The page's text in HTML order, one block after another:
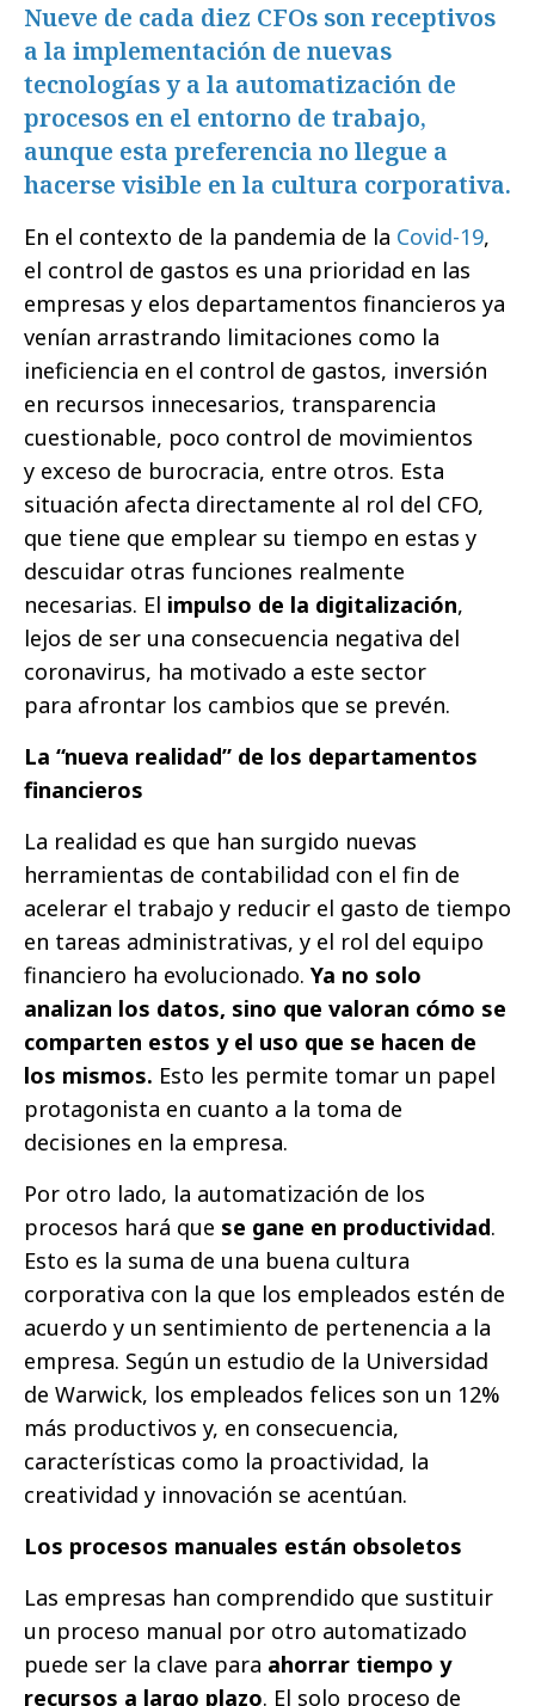
Nueve de cada diez CFOs son receptivos
a la implementación de nuevas
tecnologías y a la automatización de
procesos en el entorno de trabajo,
aunque esta preferencia no llegue a
hacerse visible en la cultura corporativa.
En el contexto de la pandemia de la Covid-19,
el control de gastos es una prioridad en las
empresas y elos departamentos financieros ya
venían arrastrando limitaciones como la
ineficiencia en el control de gastos, inversión
en recursos innecesarios, transparencia
cuestionable, poco control de movimientos
y exceso de burocracia, entre otros. Esta
situación afecta directamente al rol del CFO,
que tiene que emplear su tiempo en estas y
descuidar otras funciones realmente
necesarias. El impulso de la digitalización,
lejos de ser una consecuencia negativa del
coronavirus, ha motivado a este sector
para afrontar los cambios que se prevén.
La “nueva realidad” de los departamentos
financieros
La realidad es que han surgido nuevas
herramientas de contabilidad con el fin de
acelerar el trabajo y reducir el gasto de tiempo
en tareas administrativas, y el rol del equipo
financiero ha evolucionado. Ya no solo
analizan los datos, sino que valoran cómo se
comparten estos y el uso que se hacen de
los mismos. Esto les permite tomar un papel
protagonista en cuanto a la toma de
decisiones en la empresa.
Por otro lado, la automatización de los
procesos hará que se gane en productividad.
Esto es la suma de una buena cultura
corporativa con la que los empleados estén de
acuerdo y un sentimiento de pertenencia a la
empresa. Según un estudio de la Universidad
de Warwick, los empleados felices son un 12%
más productivos y, en consecuencia,
características como la proactividad, la
creatividad y innovación se acentúan.
Los procesos manuales están obsoletos
Las empresas han comprendido que sustituir
un proceso manual por otro automatizado
puede ser la clave para ahorrar tiempo y
recursos a largo plazo. El solo proceso de